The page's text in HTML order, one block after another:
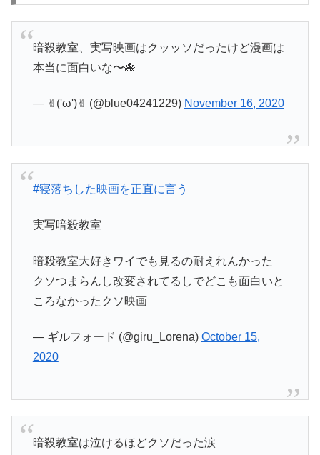
暗殺教室、実写映画はクッッソだったけど漫画は
本当に面白いな〜🐙
— ✌︎('ω')✌︎ (@blue04241229) November 16, 2020
#寝落ちした映画を正直に言う
実写暗殺教室
暗殺教室大好きワイでも見るの耐えれんかった
クソつまらんし改変されてるしでどこも面白いと
ころなかったクソ映画
— ギルフォード (@giru_Lorena) October 15,
2020
暗殺教室は泣けるほどクソだった涙